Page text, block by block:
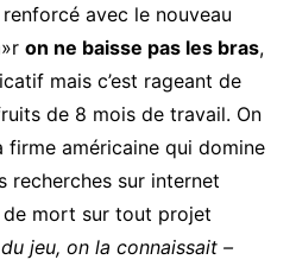
avec le nouveau
on ne baisse pas les bras,
mais c’est rageant de
de 8 mois de travail. On
firme américaine qui domine
recherches sur internet
de mort sur tout projet
jeu, on la connaissait –